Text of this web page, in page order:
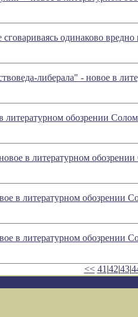
одинаково
либерала" - новое в
литературном обозрении
в литературном
в литературном обозрении
в литературном обозрении
<< 41 |42|43|